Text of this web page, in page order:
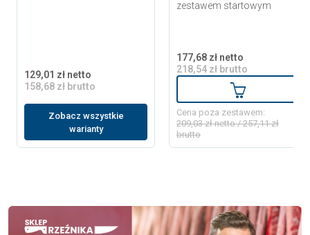
129,01 zł netto
158,68 zł brutto
Zobacz wszystkie
warianty
zestawem startowym
177,68 zł netto
218,54 zł brutto
Dodaj do
Cena poza zestawem:
209,03 zł netto / 257,11 zł
brutto